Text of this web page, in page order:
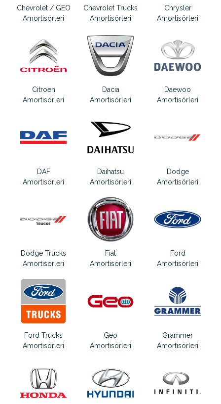
Chevrolet / GEO
Amortisörleri
Chevrolet Trucks
Amortisörleri
Chrysler
Amortisörleri
Citroen
Amortisörleri
Dacia
Amortisörleri
Daewoo
Amortisörleri
DAF
Amortisörleri
Daihatsu
Amortisörleri
Dodge
Amortisörleri
Dodge Trucks
Amortisörleri
Fiat
Amortisörleri
Ford
Amortisörleri
Ford Trucks
Amortisörleri
Geo
Amortisörleri
Grammer
Amortisörleri